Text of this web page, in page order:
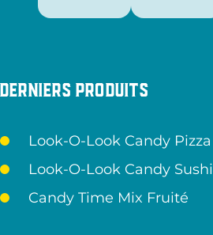
Derniers produits
Look-O-Look Candy Pizza
Look-O-Look Candy Sushi
Candy Time Mix Fruité